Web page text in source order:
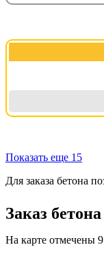
Показать еще 15
Для заказа бетона
Заказ
На карте отмечены